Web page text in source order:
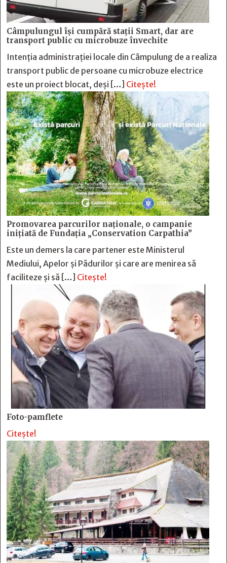
Câmpulungul îşi cumpără staţii Smart, dar are
transport public cu microbuze învechite
Intenția administrației locale din Câmpulung de a realiza
transport public de persoane cu microbuze electrice
este un proiect blocat, deși […] Citește!
Promovarea parcurilor naționale, o campanie
inițiată de Fundația „Conservation Carpathia”
Este un demers la care partener este Ministerul
Mediului, Apelor și Pădurilor și care are menirea să
faciliteze și să […] Citește!
Foto-pamflete
Citește!